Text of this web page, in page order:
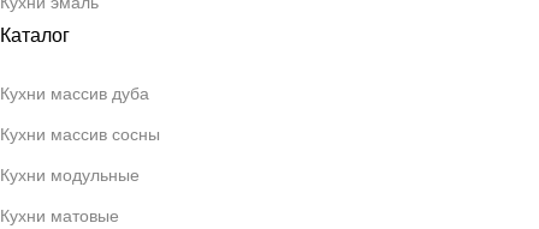
Каталог
Кухни массив дуба
Кухни массив сосны
Кухни модульные
Кухни матовые